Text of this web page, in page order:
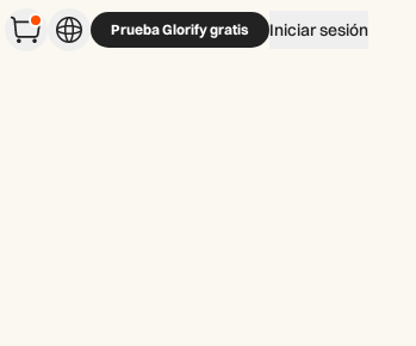
Prueba Glorify gratis Iniciar sesión